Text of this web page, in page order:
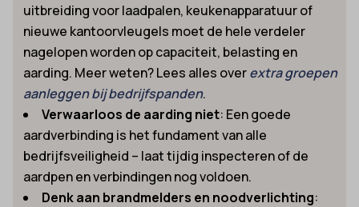
uitbreiding voor laadpalen, keukenapparatuur of
nieuwe kantoorvleugels moet de hele verdeler
nagelopen worden op capaciteit, belasting en
aarding. Meer weten? Lees alles overextra groepen
aanleggen bij bedrijfspanden.
Verwaarloos de aarding niet: Een goede
aardverbinding is het fundament van alle
bedrijfsveiligheid – laat tijdig inspecteren of de
aardpen en verbindingen nog voldoen.
Denk aan brandmelders en noodverlichting: